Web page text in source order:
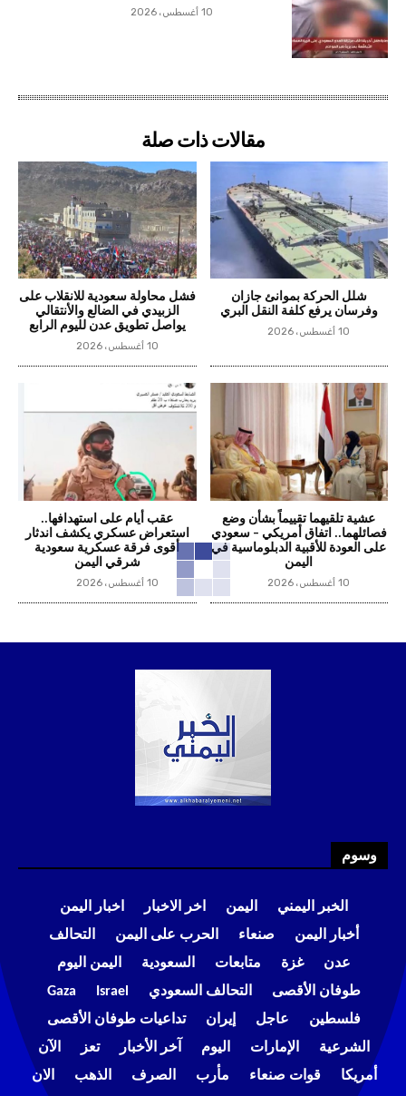
10 أغسطس، 2026
مقالات ذات صلة
شلل الحركة بموانئ جازان
وفرسان يرفع كلفة النقل البري
10 أغسطس، 2026
فشل محاولة سعودية للانقلاب على
الزبيدي في الضالع والأنتقالي
يواصل تطويق عدن لليوم الرابع
10 أغسطس، 2026
عشية تلقيهما تقييماً بشأن وضع
فصائلهما.. اتفاق أمريكي – سعودي
على العودة للأقبية الدبلوماسية في
اليمن
10 أغسطس، 2026
عقب أيام على استهدافها..
استعراض عسكري يكشف اندثار
أقوى فرقة عسكرية سعودية
شرقي اليمن
10 أغسطس، 2026
وسوم
الخبر اليمني اليمن اخر الاخبار
اخبار اليمن
أخبار اليمن
صنعاء الحرب على اليمن
التحالف
عدن
غزة متابعات السعودية
اليمن اليوم
طوفان الأقصى
التحالف السعودي Israel
Gaza
فلسطين
عاجل إيران
تداعيات طوفان الأقصى
الشرعية
الإمارات اليوم آخر الأخبار تعز
الآن
أمريكا
قوات صنعاء مأرب الصرف الذهب الان